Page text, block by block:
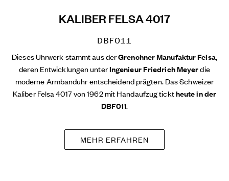
KALIBER FELSA 4017
DBF011
Dieses Uhrwerk stammt aus derGrenchner Manufaktur Felsa,
deren Entwicklungen unterIngenieur Friedrich Meyerdie
moderne Armbanduhr entscheidend prägten. DasSchweizer
Kaliber Felsa 4017 von 1962 mit Handaufzug ticktheute in der
DBF011.
MEHR ERFAHREN